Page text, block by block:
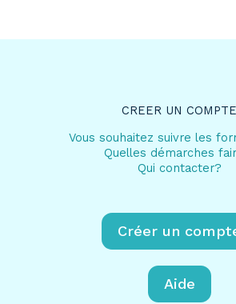
CREER UN COMPTE
Vous souhaitez suivre les
Quelles démarches
Qui contacter?
Créer un
Aide